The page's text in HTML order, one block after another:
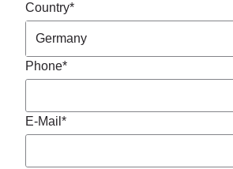
Country*
Phone*
E-Mail*